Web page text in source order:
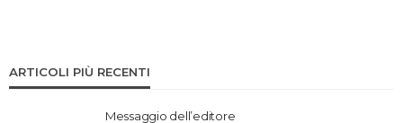
ARTICOLI PIÙ RECENTI
Messaggio dell’editore